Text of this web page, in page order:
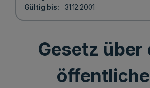
Gültig bis
31.12.2001
Gesetz über